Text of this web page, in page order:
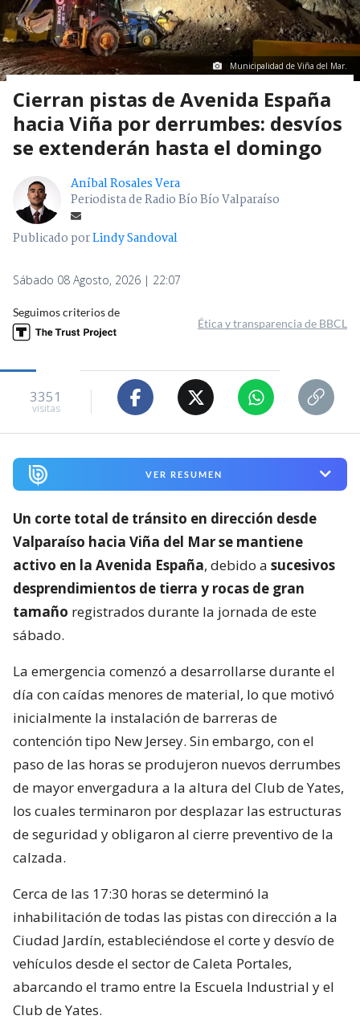
Municipalidad de Viña del Mar.
Cierran pistas de Avenida España
hacia Viña por derrumbes: desvíos
se extenderán hasta el domingo
Aníbal Rosales Vera
Periodista de Radio Bío Bío Valparaíso
Publicado porLindy Sandoval
Sábado 08 Agosto, 2026 | 22:07
Seguimos criterios de
Ética y transparencia de BBCL
3351
visitas
VER RESUMEN
Un corte total de tránsito en dirección desde
Valparaíso hacia Viña del Mar se mantiene
activo en la Avenida España, debido a sucesivos
desprendimientos de tierra y rocas de gran
tamaño registrados durante la jornada de este
sábado.
La emergencia comenzó a desarrollarse durante el
día con caídas menores de material, lo que motivó
inicialmente la instalación de barreras de
contención tipo New Jersey. Sin embargo, con el
paso de las horas se produjeron nuevos derrumbes
de mayor envergadura a la altura del Club de Yates,
los cuales terminaron por desplazar las estructuras
de seguridad y obligaron al cierre preventivo de la
calzada.
Cerca de las 17:30 horas se determinó la
inhabilitación de todas las pistas con dirección a la
Ciudad Jardín, estableciéndose el corte y desvío de
vehículos desde el sector de Caleta Portales,
abarcando el tramo entre la Escuela Industrial y el
Club de Yates.